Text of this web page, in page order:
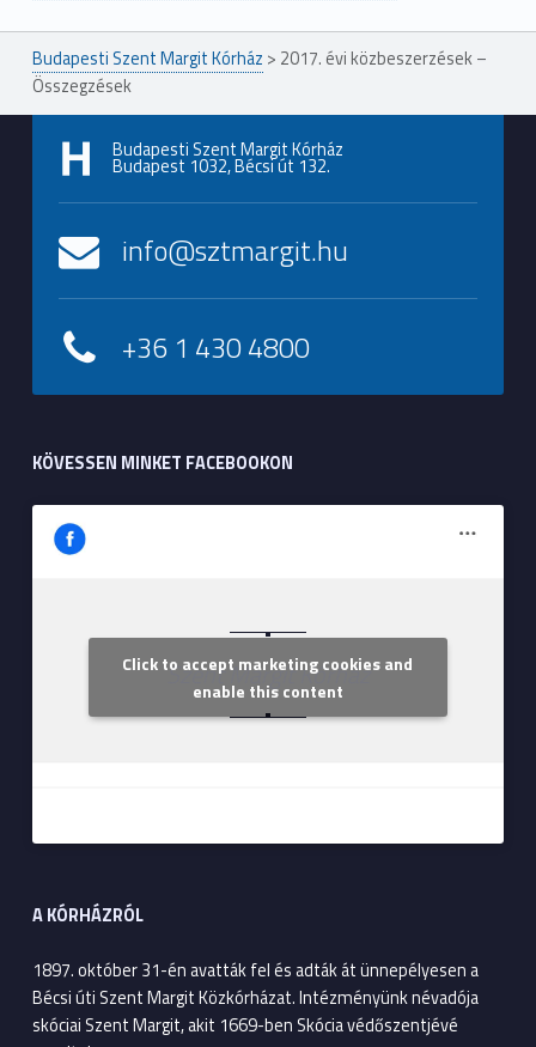
Ugrás a főmenühöz
Budapesti Szent Margit Kórház > 2017. évi közbeszerzések –
Összegzések
Budapesti Szent Margit Kórház
Budapest 1032, Bécsi út 132.
info@sztmargit.hu
+36 1 430 4800
KÖVESSEN MINKET FACEBOOKON
Szent Margit Kórház
Click to accept marketing cookies and
enable this content
A KÓRHÁZRÓL
1897. október 31-én avatták fel és adták át ünnepélyesen a
Bécsi úti Szent Margit Közkórházat. Intézményünk névadója
skóciai Szent Margit, akit 1669-ben Skócia védőszentjévé